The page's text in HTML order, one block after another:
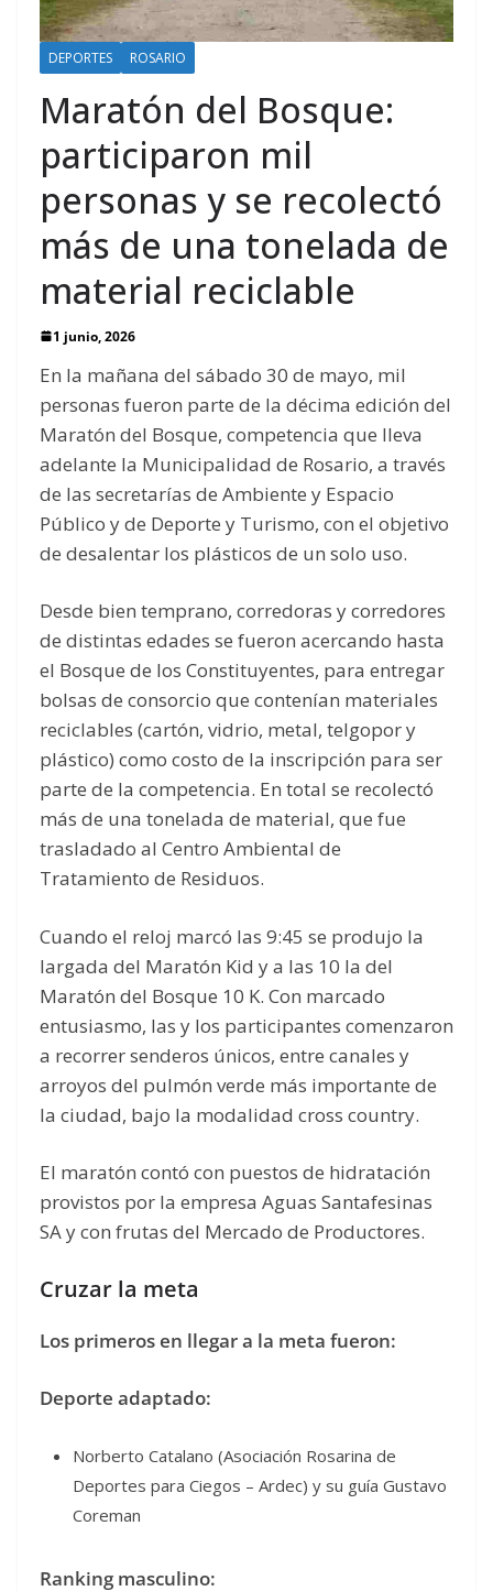
DEPORTES ROSARIO
Maratón del Bosque:
participaron mil
personas y se recolectó
más de una tonelada de
material reciclable
1 junio, 2026
En la mañana del sábado 30 de mayo, mil
personas fueron parte de la décima edición del
Maratón del Bosque, competencia que lleva
adelante la Municipalidad de Rosario, a través
de las secretarías de Ambiente y Espacio
Público y de Deporte y Turismo, con el objetivo
de desalentar los plásticos de un solo uso.
Desde bien temprano, corredoras y corredores
de distintas edades se fueron acercando hasta
el Bosque de los Constituyentes, para entregar
bolsas de consorcio que contenían materiales
reciclables (cartón, vidrio, metal, telgopor y
plástico) como costo de la inscripción para ser
parte de la competencia. En total se recolectó
más de una tonelada de material, que fue
trasladado al Centro Ambiental de
Tratamiento de Residuos.
Cuando el reloj marcó las 9:45 se produjo la
largada del Maratón Kid y a las 10 la del
Maratón del Bosque 10 K. Con marcado
entusiasmo, las y los participantes comenzaron
a recorrer senderos únicos, entre canales y
arroyos del pulmón verde más importante de
la ciudad, bajo la modalidad cross country.
El maratón contó con puestos de hidratación
provistos por la empresa Aguas Santafesinas
SA y con frutas del Mercado de Productores.
Cruzar la meta
Los primeros en llegar a la meta fueron:
Deporte adaptado:
Norberto Catalano (Asociación Rosarina de
Deportes para Ciegos – Ardec) y su guía Gustavo
Coreman
Ranking masculino: